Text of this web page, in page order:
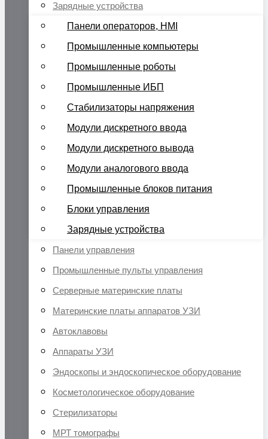
Зарядные устройства
Панели операторов, HMI
Промышленные компьютеры
Промышленные роботы
Промышленные ИБП
Стабилизаторы напряжения
Модули дискретного ввода
Модули дискретного вывода
Модули аналогового ввода
Промышленные блоков питания
Блоки управления
Зарядные устройства
Панели управления
Промышленные пульты управления
Серверные материнские платы
Материнские платы аппаратов УЗИ
Автоклавовы
Аппараты УЗИ
Эндоскопы и эндоскопическое оборудование
Косметологическое оборудование
Стерилизаторы
МРТ томографы